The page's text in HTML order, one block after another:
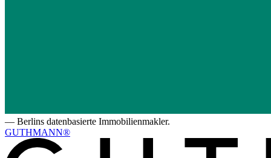
— Berlins datenbasierte Immobilienmakler.
GUTHMANN®